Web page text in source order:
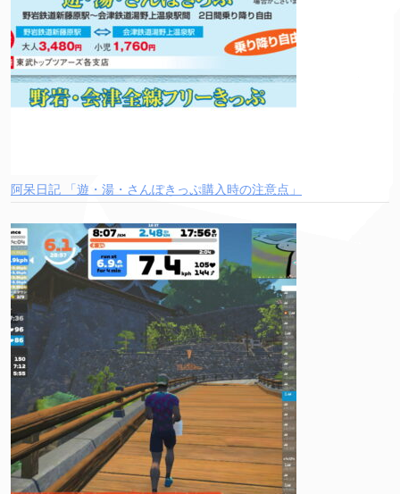
阿呆日記 「遊・湯・さんぽきっぷ購入時の注意点」